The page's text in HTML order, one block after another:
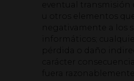
eventual transmisión
u otros elementos
negativamente a los
informáticos;
pérdida o daño
carácter
fuera